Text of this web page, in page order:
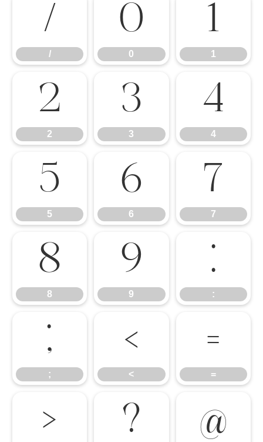
/
/
0
0
1
1
2
2
3
3
4
4
5
5
6
6
7
7
8
8
9
9
:
:
;
;
<
<
=
=
> ? @